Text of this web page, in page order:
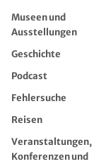
Museen und
Ausstellungen
Geschichte
Podcast
Fehlersuche
Reisen
Veranstaltungen,
Konferenzen und